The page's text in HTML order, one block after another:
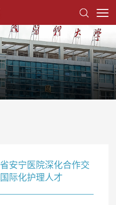
安宁医院深化合作交
际化护理人才